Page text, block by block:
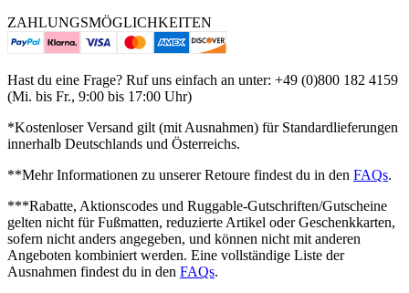
ZAHLUNGSMÖGLICHKEITEN
Hast du eine Frage? Ruf uns einfach an unter: +49 (0)800 182 4159
(Mi. bis Fr., 9:00 bis 17:00 Uhr)
*Kostenloser Versand gilt (mit Ausnahmen) für Standardlieferungen
innerhalb Deutschlands und Österreichs.
**Mehr Informationen zu unserer Retoure findest du in den FAQs.
***Rabatte, Aktionscodes und Ruggable-Gutschriften/Gutscheine
gelten nicht für Fußmatten, reduzierte Artikel oder Geschenkkarten,
sofern nicht anders angegeben, und können nicht mit anderen
Angeboten kombiniert werden. Eine vollständige Liste der
Ausnahmen findest du in den FAQs.